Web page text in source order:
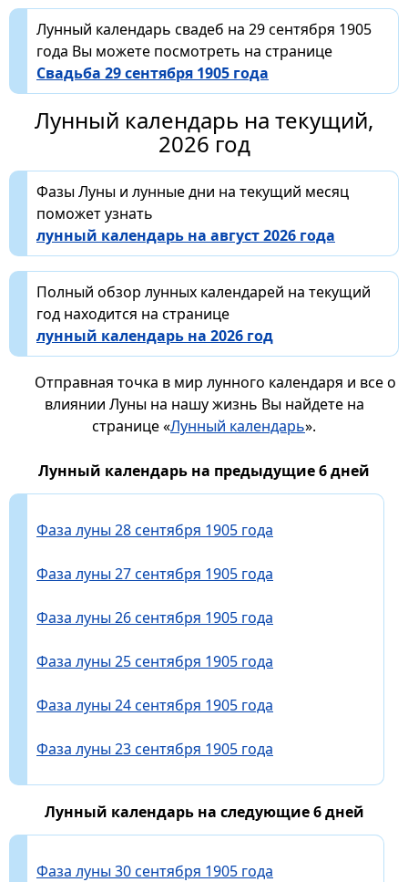
Лунный календарь свадеб на 29 сентября 1905
года Вы можете посмотреть на странице
Свадьба 29 сентября 1905 года
Лунный календарь на текущий,
2026 год
Фазы Луны и лунные дни на текущий месяц
поможет узнать
лунный календарь на август 2026 года
Полный обзор лунных календарей на текущий
год находится на странице
лунный календарь на 2026 год
Отправная точка в мир лунного календаря и все о
влиянии Луны на нашу жизнь Вы найдете на
странице «Лунный календарь».
Лунный календарь на предыдущие 6 дней
Фаза луны 28 сентября 1905 года
Фаза луны 27 сентября 1905 года
Фаза луны 26 сентября 1905 года
Фаза луны 25 сентября 1905 года
Фаза луны 24 сентября 1905 года
Фаза луны 23 сентября 1905 года
Лунный календарь на следующие 6 дней
Фаза луны 30 сентября 1905 года